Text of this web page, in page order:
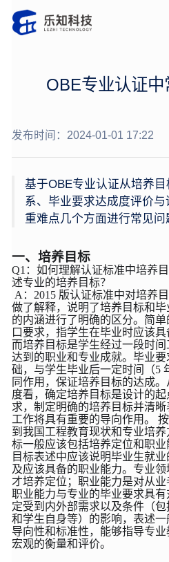
OBE专业认证
发布时间：2024-01-01 17:22
基于OBE专业认证从培养
系、毕业要求达成度评价
重难点几个方面进行常见问
一、培养目标
Q1：如何理解认证标准中培养
述专业的培养目标？
A：2015 版认证标准中对培养
做了解释，说明了培养目标和
的内涵进行了明确的区分。简
口要求，指学生在毕业时应该具
而培养目标是学生经过一段时
达到的职业和专业成就。毕业
础，与学生毕业后一定时间（5
同作用，保证培养目标的达成
度看，确定培养目标是设计的
求，制定明确的培养目标并清
工作将具有重要的导向作用。
到我国工程教育现状和专业培
标一般应该包括培养定位和职
目标表述中应该说明毕业生就
及应该具备的职业能力。专业
才培养定位；职业能力是对从业
职业能力与专业的毕业要求具
定受到内外部需求以及条件（
和学生自身等）的影响，表述
导向性和标准性，能够指导专
宏观的衡量和评价。